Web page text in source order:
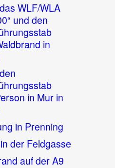
WLF/WLA
und den
in
in Mur in
in Prenning
der Feldgasse
auf der A9